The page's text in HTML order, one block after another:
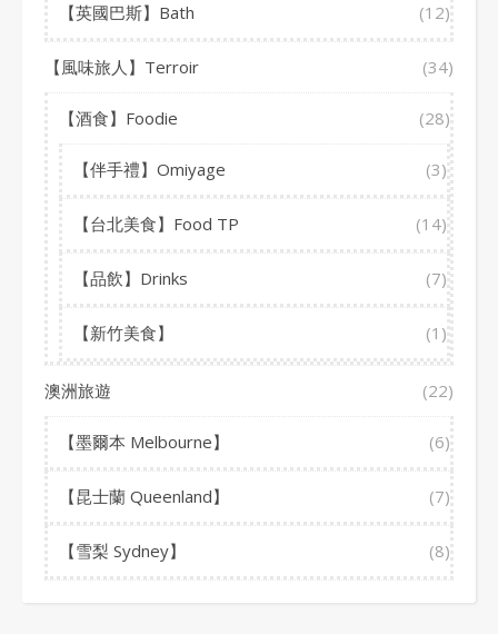
【英國巴斯】Bath (12)
【風味旅人】Terroir (34)
【酒食】Foodie (28)
【伴手禮】Omiyage (3)
【台北美食】Food TP (14)
【品飲】Drinks (7)
【新竹美食】 (1)
澳洲旅遊 (22)
【墨爾本 Melbourne】 (6)
【昆士蘭 Queenland】 (7)
【雪梨 Sydney】 (8)